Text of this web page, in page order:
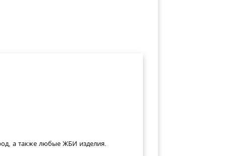
а также любые ЖБИ изделия.